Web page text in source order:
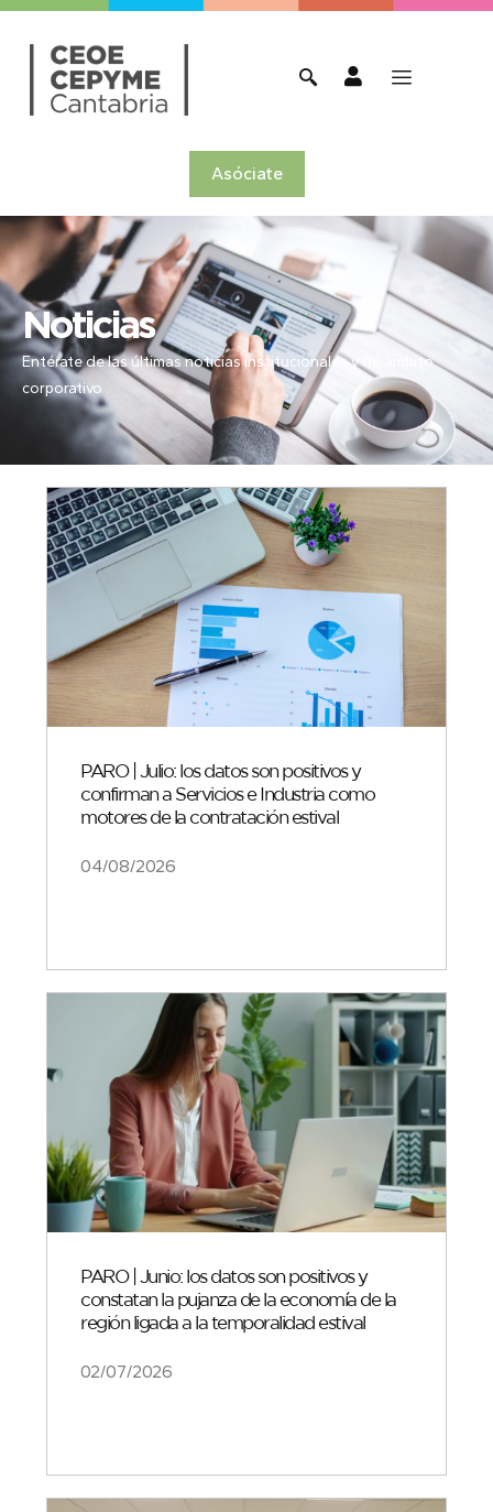
Asóciate
Noticias
Entérate de las últimas noticias institucionales y de ámbito
corporativo
PARO | Julio: los datos son positivos y
confirman a Servicios e Industria como
motores de la contratación estival
04/08/2026
PARO | Junio: los datos son positivos y
constatan la pujanza de la economía de la
región ligada a la temporalidad estival
02/07/2026